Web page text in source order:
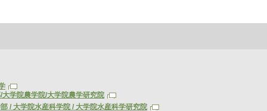
大学院農学院/大学院農学研究院
/ 大学院水産科学院 / 大学院水産科学研究院